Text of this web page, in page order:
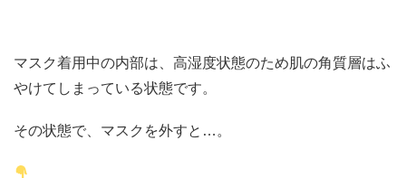
マスク着用中の内部は、高湿度状態のため肌の角質層はふ
やけてしまっている状態です。
その状態で、マスクを外すと…。